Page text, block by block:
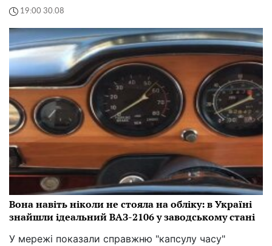
19:00 30.08
Вона навіть ніколи не стояла на обліку: в Україні
знайшли ідеальний ВАЗ-2106 у заводському стані
У мережі показали справжню "капсулу часу"